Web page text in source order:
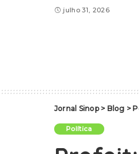
julho 31, 2026
Jornal Sinop> Blog >
Política